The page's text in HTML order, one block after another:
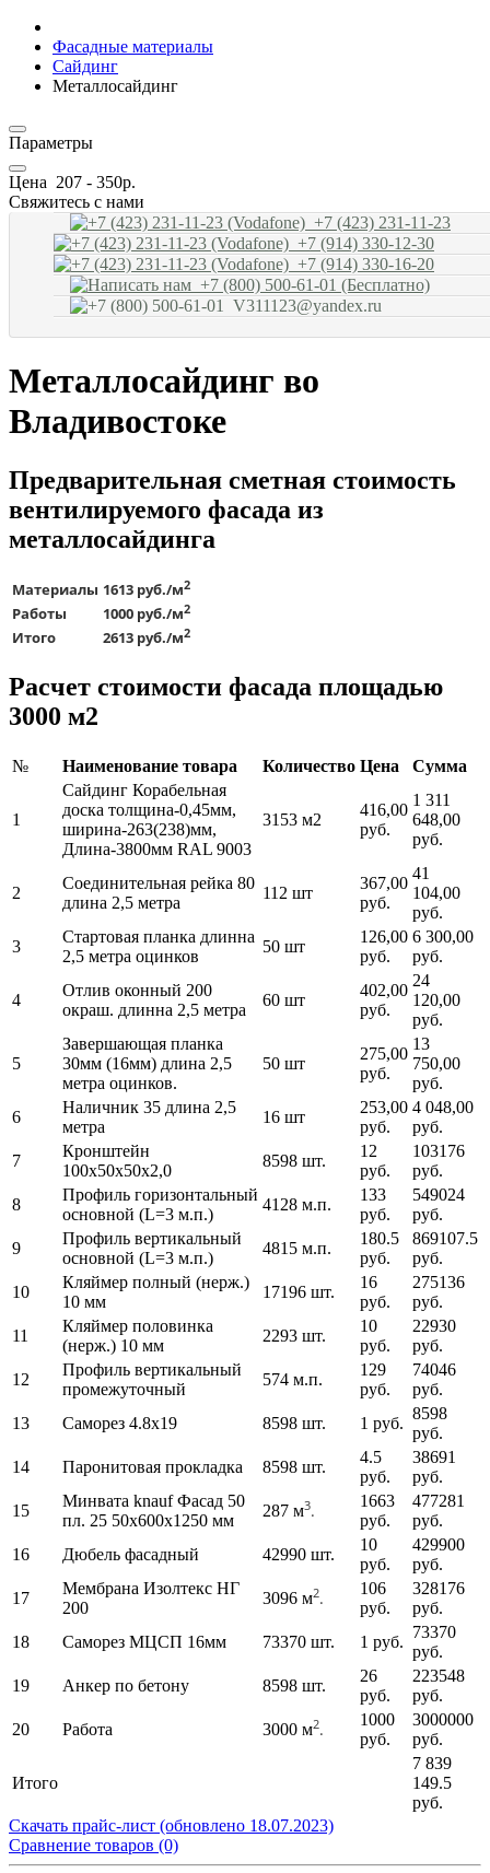
Фасадные материалы
Сайдинг
Металлосайдинг
Параметры
Цена 207 - 350р.
Свяжитесь с нами
+7 (423) 231-11-23
+7 (914) 330-12-30
+7 (914) 330-16-20
+7 (800) 500-61-01 (Бесплатно)
V311123@yandex.ru
Металлосайдинг во
Владивостоке
Предварительная сметная стоимость
вентилируемого фасада из
металлосайдинга
Материалы 1613 руб./м2
Работы 1000 руб./м2
Итого 2613 руб./м2
Расчет стоимости фасада площадью
3000 м2
№ Наименование товара Количество Цена Сумма
1
Сайдинг Корабельная
доска толщина-0,45мм,
ширина-263(238)мм,
Длина-3800мм RAL 9003
3153 м2
416,00
руб.
1 311
648,00
руб.
2
Соединительная рейка 80
длина 2,5 метра
112 шт
367,00
руб.
41
104,00
руб.
3
Стартовая планка длинна
2,5 метра оцинков
50 шт
126,00
руб.
6 300,00
руб.
4
Отлив оконный 200
окраш. длинна 2,5 метра
60 шт
402,00
руб.
24
120,00
руб.
5
Завершающая планка
30мм (16мм) длина 2,5
метра оцинков.
50 шт
275,00
руб.
13
750,00
руб.
6
Наличник 35 длина 2,5
метра
16 шт
253,00
руб.
4 048,00
руб.
7
Кронштейн
100х50х50х2,0
8598 шт.
12
руб.
103176
руб.
8
Профиль горизонтальный
основной (L=3 м.п.)
4128 м.п.
133
руб.
549024
руб.
9
Профиль вертикальный
основной (L=3 м.п.)
4815 м.п.
180.5
руб.
869107.5
руб.
10
Кляймер полный (нерж.)
10 мм
17196 шт.
16
руб.
275136
руб.
11
Кляймер половинка
(нерж.) 10 мм
2293 шт.
10
руб.
22930
руб.
12
Профиль вертикальный
промежуточный
574 м.п.
129
руб.
74046
руб.
13
Саморез 4.8x19 8598 шт. 1 руб.
8598
руб.
14
Паронитовая прокладка 8598 шт.
4.5
руб.
38691
руб.
15
Минвата knauf Фасад 50
пл. 25 50x600x1250 мм
287 м3.
1663
руб.
477281
руб.
16
Дюбель фасадный 42990 шт.
10
руб.
429900
руб.
17
Мембрана Изолтекс НГ
200
3096 м2.
106
руб.
328176
руб.
18
Саморез МЦСП 16мм 73370 шт. 1 руб.
73370
руб.
19
Анкер по бетону 8598 шт.
26
руб.
223548
руб.
20
Работа 3000 м2.
1000
руб.
3000000
руб.
Итого
7 839
149.5
руб.
Скачать прайс-лист (обновлено 18.07.2023)
Сравнение товаров (0)